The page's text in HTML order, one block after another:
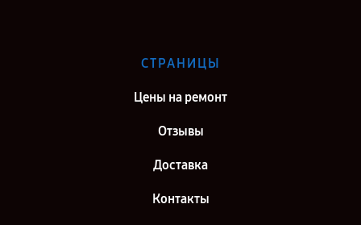
СТРАНИЦЫ
Цены на ремонт
Отзывы
Доставка
Контакты